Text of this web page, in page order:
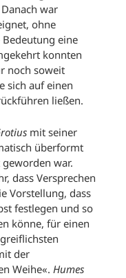
war
ohne
Bedeutung eine
konnten
noch soweit
sich auf einen
ließen.
mit seiner
überformt
war.
dass Versprechen
Vorstellung, dass
festlegen und so
könne, für einen
der
Weihe«.Humes